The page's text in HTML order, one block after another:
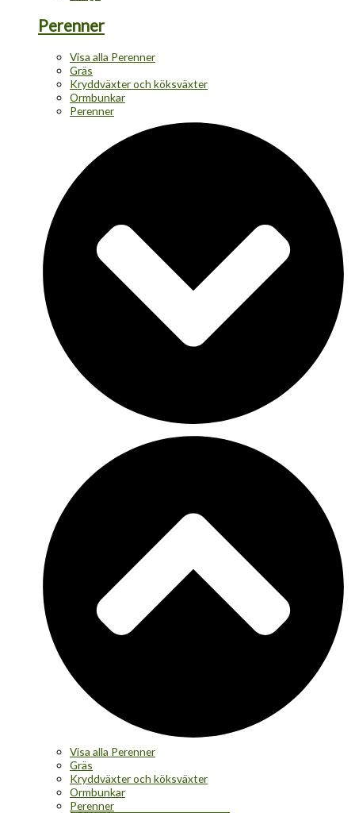
Perenner
Visa alla Perenner
Gräs
Kryddväxter och köksväxter
Ormbunkar
Perenner
Visa alla Perenner
Gräs
Kryddväxter och köksväxter
Ormbunkar
Perenner